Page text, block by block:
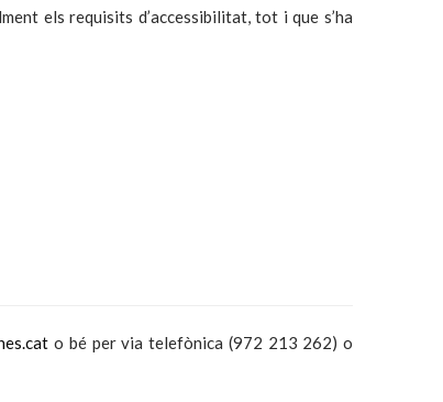
els requisits d’accessibilitat, tot i que s’ha
o bé per via telefònica (972 213 262) o